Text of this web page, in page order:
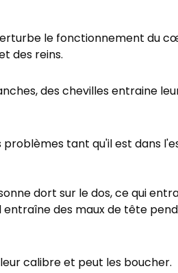
le fonctionnement du
des reins.
des chevilles entraine
tant qu'il est dans
dort sur le dos, ce qui
des maux de tête
calibre et peut les boucher.